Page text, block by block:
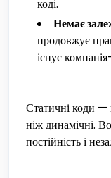
коді.
Немає
продовжує
існує
Статичні коди
ніж динамічні.
постійність і